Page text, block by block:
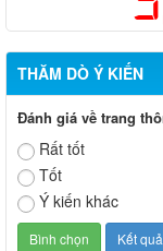
THĂM DÒ Ý KIẾN
Đánh giá về trang
Rất tốt
Tốt
Ý kiến khác